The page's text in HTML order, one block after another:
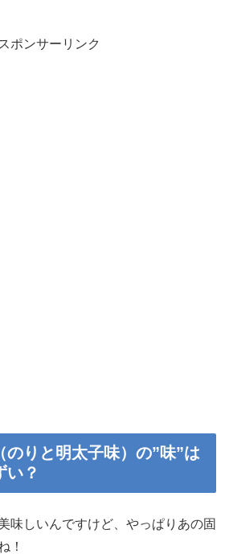
スポンサーリンク
のりと明太子味）の”味”は
い？
味しいんですけど、やっぱりあの固
！